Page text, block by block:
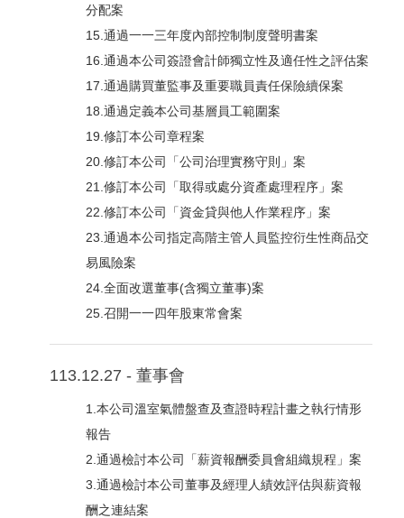
分配案
15.通過一一三年度內部控制制度聲明書案
16.通過本公司簽證會計師獨立性及適任性之評估案
17.通過購買董監事及重要職員責任保險續保案
18.通過定義本公司基層員工範圍案
19.修訂本公司章程案
20.修訂本公司「公司治理實務守則」案
21.修訂本公司「取得或處分資產處理程序」案
22.修訂本公司「資金貸與他人作業程序」案
23.通過本公司指定高階主管人員監控衍生性商品交
易風險案
24.全面改選董事(含獨立董事)案
25.召開一一四年股東常會案
113.12.27 - 董事會
1.本公司溫室氣體盤查及查證時程計畫之執行情形
報告
2.通過檢討本公司「薪資報酬委員會組織規程」案
3.通過檢討本公司董事及經理人績效評估與薪資報
酬之連結案